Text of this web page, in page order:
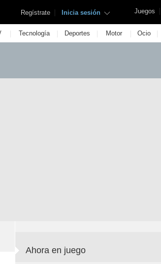
Juegos |
Regístrate | Inicia sesión
| Tecnología | Deportes | Motor | Ocio |
Ahora en juego